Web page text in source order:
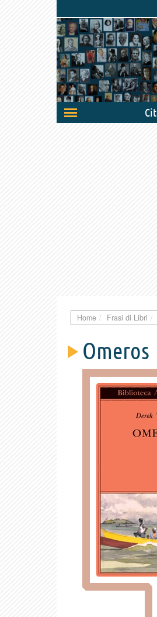
Attiva/disattiva
navigazione
Home Frasi di Libri
Omeros